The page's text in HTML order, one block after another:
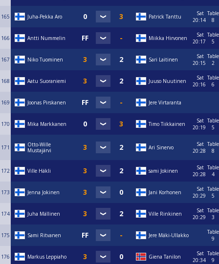
165 Juha-Pekka Aro Patrick Tanttu
Sat
20:14
Table
8
166 Antti Nummelin Miikka Hirvonen
Sat
20:17
Table
5
167 Niko Tuominen Sari Laitinen
Sat
20:15
Table
2
168 Aatu Suoraniemi Juuso Nuutinen
Sat
20:16
Table
6
169 Joonas Pirskanen Jere Virtaranta
170 Mika Markkanen Timo Tiikkainen
Sat
20:19
Table
5
171
Otto-Wille
Mustajärvi
Ari Sinervo
Sat
20:28
Table
8
172 Ville Häkli sami Jokinen
Sat
20:28
Table
4
173 Jenna Jokinen Jani Korhonen
Sat
20:29
Table
5
174 Juha Mällinen Ville Rinkinen
Sat
20:29
Table
3
175 Sami Ritvanen Jere Mäki-Ullakko
Table
9
176 Markus Leppiaho Giena Tanilon
Sat
20:34
Table
9